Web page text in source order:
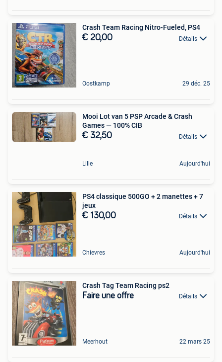
Crash Team Racing Nitro-Fueled, PS4
€ 20,00 Détails
Oostkamp 29 déc. 25
Mooi Lot van 5 PSP Arcade & Crash
Games — 100% CIB
€ 32,50 Détails
Lille Aujourd'hui
PS4 classique 500GO + 2 manettes + 7
jeux
€ 130,00 Détails
Chievres Aujourd'hui
Crash Tag Team Racing ps2
Faire une offre Détails
Meerhout 22 mars 25